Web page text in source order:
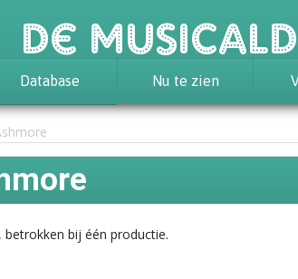
De
Database
Achtergrond
Awards
Statistieken
Nu te zien
betrokken bij één productie.